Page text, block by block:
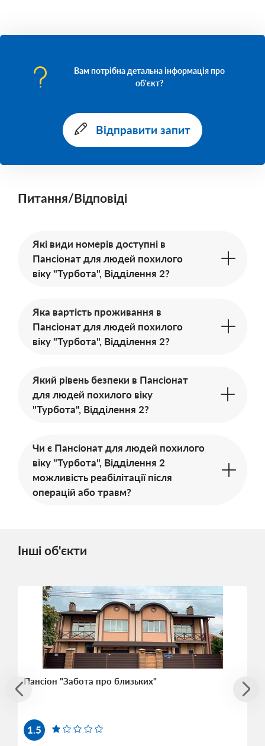
Вам потрібна детальна інформація про
об'єкт?
Відправити запит
Питання/Відповіді
Які види номерів доступні в
Пансіонат для людей похилого
віку "Турбота", Відділення 2?
Яка вартість проживання в
Пансіонат для людей похилого
віку "Турбота", Відділення 2?
Який рівень безпеки в Пансіонат
для людей похилого віку
"Турбота", Відділення 2?
Чи є Пансіонат для людей похилого
віку "Турбота", Відділення 2
можливість реабілітації після
операцій або травм?
Інші об'єкти
Пансіон "Забота про близьких"
1.5